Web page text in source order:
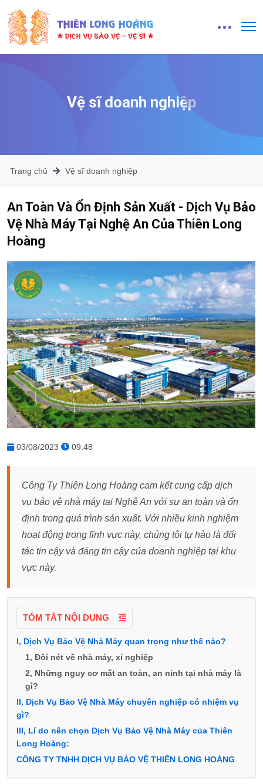
Vệ sĩ doanh nghiệp
Trang chủ Vệ sĩ doanh nghiệp
An Toàn Và Ổn Định Sản Xuất - Dịch Vụ Bảo
Vệ Nhà Máy Tại Nghệ An Của Thiên Long
Hoàng
03/08/2023 09:48
Công Ty Thiên Long Hoàng cam kết cung cấp dịch
vụ bảo vệ nhà máy tại Nghệ An với sự an toàn và ổn
định trong quá trình sản xuất. Với nhiều kinh nghiệm
hoạt động trong lĩnh vực này, chúng tôi tự hào là đối
tác tin cậy và đáng tin cậy của doanh nghiệp tại khu
vực này.
TÓM TẮT NỘI DUNG
I, Dịch Vụ Bảo Vệ Nhà Máy quan trọng như thế nào?
1, Đôi nét về nhà máy, xí nghiệp
2, Những nguy cơ mất an toàn, an ninh tại nhà máy là
gì?
II, Dịch Vụ Bảo Vệ Nhà Máy chuyên nghiệp có nhiệm vụ
gì?
III, Lí do nên chọn Dịch Vụ Bảo Vệ Nhà Máy của Thiên
Long Hoàng:
CÔNG TY TNHH DỊCH VỤ BẢO VỆ THIÊN LONG HOÀNG